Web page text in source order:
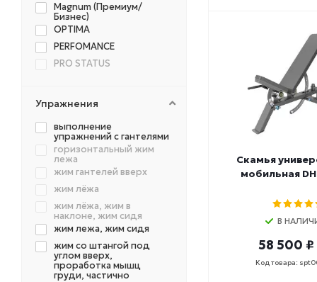
Скамья
мобильная
В
58 500 ₽
Код товара:
Magnum (Премиум/
Бизнес)
OPTIMA
PERFOMANCE
PRO STATUS
Упражнения
выполнение
упражнений с гантелями
горизонтальный жим
лежа
жим гантелей вверх
жим лёжа
жим лёжа, жим в
наклоне, жим сидя
жим лежа, жим сидя
жим со штангой под
углом вверх,
проработка мышц
груди, частично